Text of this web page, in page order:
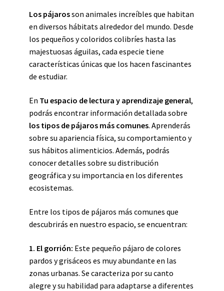
Los pájarosson animales increíbles que habitan
en diversos hábitats alrededor del mundo. Desde
los pequeños y coloridos colibríes hasta las
majestuosas águilas, cada especie tiene
características únicas que los hacen fascinantes
de estudiar.
En Tu espacio de lectura y aprendizaje general,
podrás encontrar información detallada sobre
los tipos de pájaros más comunes. Aprenderás
sobre su apariencia física, su comportamiento y
sus hábitos alimenticios. Además, podrás
conocer detalles sobre su distribución
geográfica y su importancia en los diferentes
ecosistemas.
Entre los tipos de pájaros más comunes que
descubrirás en nuestro espacio, se encuentran:
1. El gorrión: Este pequeño pájaro de colores
pardos y grisáceos es muy abundante en las
zonas urbanas. Se caracteriza por su canto
alegre y su habilidad para adaptarse a diferentes